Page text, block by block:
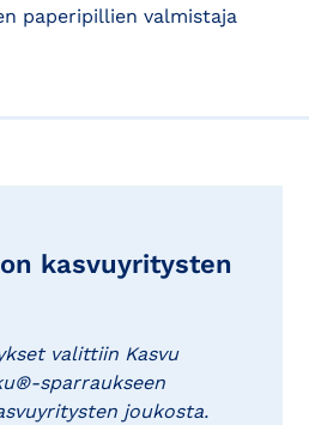
paperipillien valmistaja
kasvuyritysten
valittiin Kasvu
sparraukseen
joukosta.